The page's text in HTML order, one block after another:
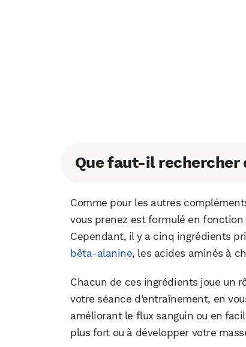
Que faut-il rechercher
Comme pour les autres
vous prenez est formulé en
Cependant, il y a cinq ingrédients
bêta-alanine, les acides aminés à
Chacun de ces ingrédients joue un
votre séance d’entraînement, en
améliorant le flux sanguin ou en
plus fort ou à développer votre